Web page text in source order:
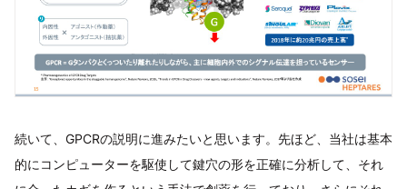
続いて、GPCRの説明に進みたいと思います。先ほど、当社は基本
的にコンピューターを駆使して鍵穴の形を正確に分析して、それ